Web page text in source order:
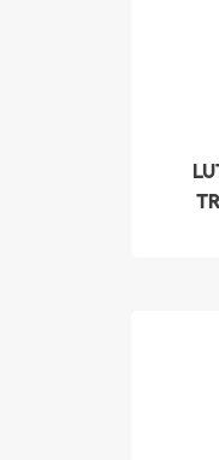
de
sa
de la